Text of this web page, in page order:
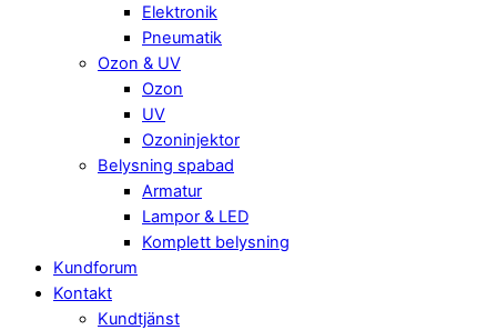
Elektronik
Pneumatik
Ozon & UV
Ozon
UV
Ozoninjektor
Belysning spabad
Armatur
Lampor & LED
Komplett belysning
Kundforum
Kontakt
Kundtjänst